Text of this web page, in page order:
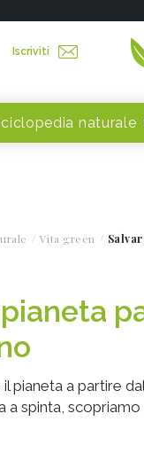
Iscriviti
naturale
Vita green
pianeta a partire
a spinta,